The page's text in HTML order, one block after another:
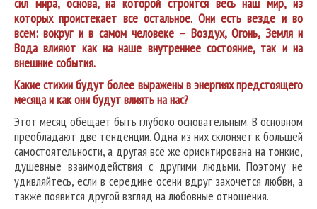
сил мира, основа, на которой строится весь наш мир, из
которых проистекает все остальное. Они есть везде и во
всем: вокруг и в самом человеке – Воздух, Огонь, Земля и
Вода влияют как на наше внутреннее состояние, так и на
внешние события.
Какие стихии будут более выражены в энергиях предстоящего
месяца и как они будут влиять на нас?
Этот месяц обещает быть глубоко основательным. В основном
преобладают две тенденции. Одна из них склоняет к большей
самостоятельности, а другая всё же ориентирована на тонкие,
душевные взаимодействия с другими людьми. Поэтому не
удивляйтесь, если в середине осени вдруг захочется любви, а
также появится другой взгляд на любовные отношения.